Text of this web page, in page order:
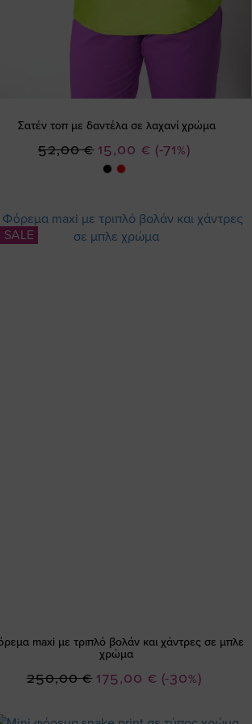
Σατέν τοπ με δαντέλα σε λαχανί χρώμα
(-71%)
Ειδική
Τιμή
15,00 €
52,00 €
SALE
maxi με τριπλό βολάν και χάντρες σε μπλε
χρώμα
(-30%)
Ειδική
175,00 €
250,00 €